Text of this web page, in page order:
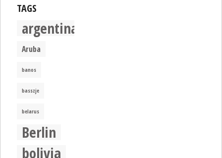
TAGS
argentina
Aruba
banos
basszje
belarus
Berlin
bolivia